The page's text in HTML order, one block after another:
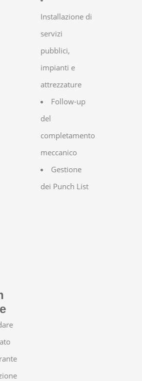
Installazione di
servizi
pubblici,
impianti e
attrezzature
Follow-up
del
completamento
meccanico
Gestione
dei Punch List